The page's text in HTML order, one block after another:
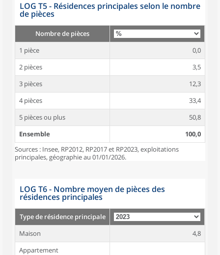
LOG T5 - Résidences principales selon le nombre
de pièces
Nombre de pièces
1 pièce
0,0
2 pièces
3,5
3 pièces
12,3
4 pièces
33,4
5 pièces ou plus
50,8
Ensemble
100,0
Sources : Insee, RP2012, RP2017 et RP2023, exploitations
principales, géographie au 01/01/2026.
LOG T6 - Nombre moyen de pièces des
résidences principales
Type de résidence principale
Maison
4,8
Appartement